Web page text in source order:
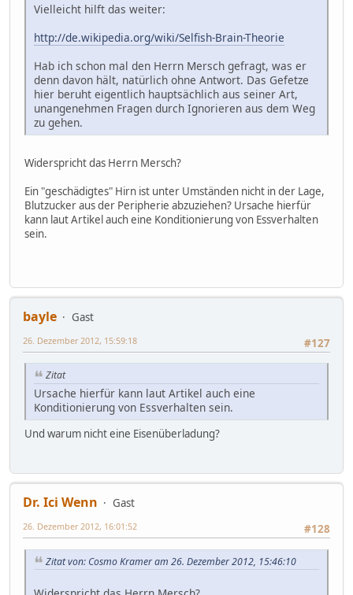
Vielleicht hilft das weiter:
http://de.wikipedia.org/wiki/Selfish-Brain-Theorie
Hab ich schon mal den Herrn Mersch gefragt, was er
denn davon hält, natürlich ohne Antwort. Das Gefetze
hier beruht eigentlich hauptsächlich aus seiner Art,
unangenehmen Fragen durch Ignorieren aus dem Weg
zu gehen.
Widerspricht das Herrn Mersch?
Ein "geschädigtes" Hirn ist unter Umständen nicht in der Lage,
Blutzucker aus der Peripherie abzuziehen? Ursache hierfür
kann laut Artikel auch eine Konditionierung von Essverhalten
sein.
bayle
Gast
#127
26. Dezember 2012, 15:59:18
Zitat
Ursache hierfür kann laut Artikel auch eine
Konditionierung von Essverhalten sein.
Und warum nicht eine Eisenüberladung?
Dr. Ici Wenn
Gast
#128
26. Dezember 2012, 16:01:52
Zitat von: Cosmo Kramer am 26. Dezember 2012, 15:46:10